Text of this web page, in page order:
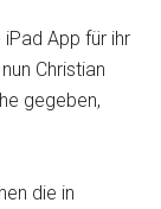
App für ihr
Christian
gegeben,
die in